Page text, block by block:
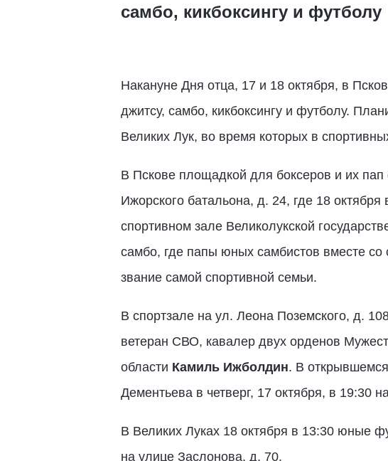
самбо, кикбоксингу и футболу
Накануне Дня отца, 17 и 18 октября, в
джитсу, самбо, кикбоксингу и футболу.
Великих Лук, во время которых в
В Пскове площадкой для боксеров и их пап
Ижорского батальона, д. 24, где 18
спортивном зале Великолукской
самбо, где папы юных самбистов вместе со
звание самой спортивной семьи.
В спортзале на ул. Леона Поземского, д.
ветеран СВО, кавалер двух орденов
области Камиль Ижболдин. В
Дементьева в четверг, 17 октября, в 19:30
В Великих Луках 18 октября в 13:30 юные
на улице Заслонова, д. 70.